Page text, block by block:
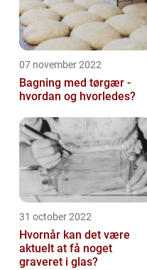
07 november 2022
Bagning med tørgær -
hvordan og hvorledes?
31 october 2022
Hvornår kan det være
aktuelt at få noget
graveret i glas?